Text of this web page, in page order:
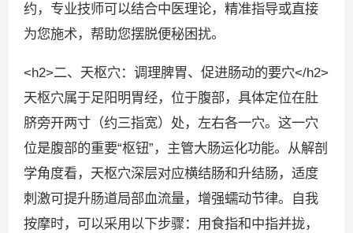
约，专业技师可以结合中医理论，精准指导或直接
为您施术，帮助您摆脱便秘困扰。
<h2>二、天枢穴：调理脾胃、促进肠动的要穴</h2>
天枢穴属于足阳明胃经，位于腹部，具体定位在肚
脐旁开两寸（约三指宽）处，左右各一穴。这一穴
位是腹部的重要“枢钮”，主管大肠运化功能。从解剖
学角度看，天枢穴深层对应横结肠和升结肠，适度
刺激可提升肠道局部血流量，增强蠕动节律。自我
按摩时，可以采用以下步骤：用食指和中指并拢，